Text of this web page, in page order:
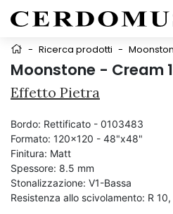
- Ricerca prodotti -
Moonstone - Cream
Effetto Pietra
Bordo: Rettificato - 0103483
Formato: 120x120 - 48"x48"
Finitura: Matt
Spessore: 8.5 mm
Stonalizzazione: V1-Bassa
Resistenza allo scivolamento: R